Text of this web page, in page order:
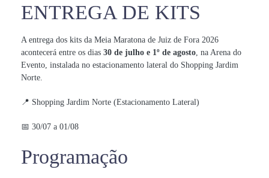
ENTREGA DE KITS
A entrega dos kits da Meia Maratona de Juiz de Fora 2026
acontecerá entre os dias 30 de julho e 1º de agosto, na Arena do
Evento, instalada no estacionamento lateral do Shopping Jardim
Norte.
📍 Shopping Jardim Norte (Estacionamento Lateral)
📅 30/07 a 01/08
Programação